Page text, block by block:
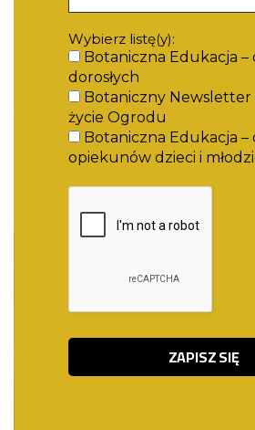
Wybierz listę(y):
Botaniczna Edukacja –
dorosłych
Botaniczny Newsletter
życie Ogrodu
Botaniczna Edukacja –
opiekunów dzieci i